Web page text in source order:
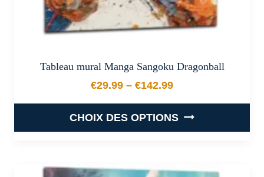
produit
Tableau mural Manga Sangoku Dragonball
€29.99 – €142.99
Plage de prix : €29.99 à
CHOIX DES OPTIONS
a